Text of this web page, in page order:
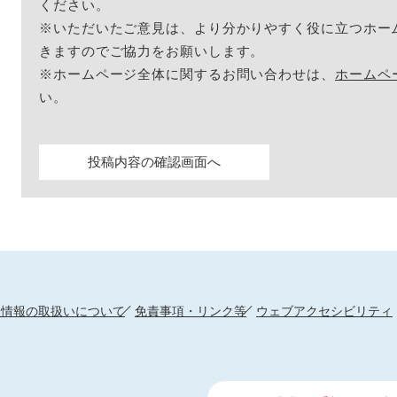
ください。
※いただいたご意見は、より分かりやすく役に立つホ
きますのでご協力をお願いします。
※ホームページ全体に関するお問い合わせは、 ホーム
い。
報の取扱いについて 免責事項・リンク等 ウェブアクセシビリティ